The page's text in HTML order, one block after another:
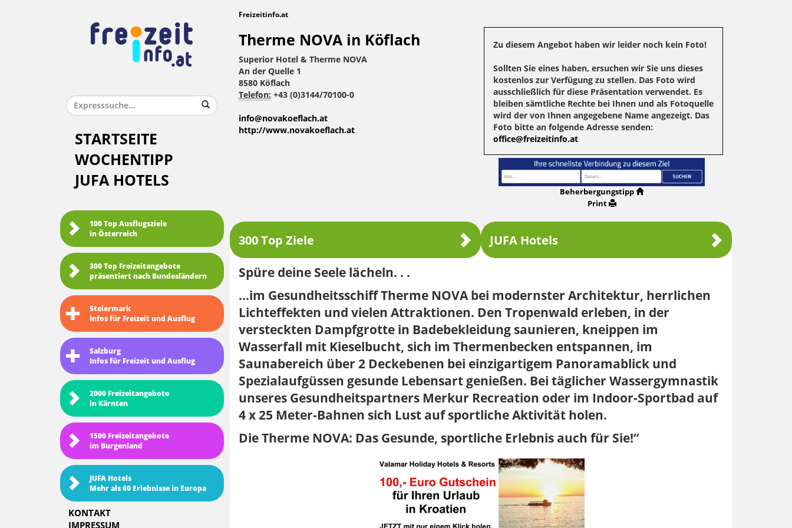
STARTSEITE
WOCHENTIPP
JUFA HOTELS
100 Top Ausflugsziele
in Österreich
300 Top Freizeitangebote
präsentiert nach Bundesländern
Steiermark
Infos für Freizeit und Ausflug
Salzburg
Infos für Freizeit und Ausflug
2000 Freizeitangebote
in Kärnten
1500 Freizeitangebote
im Burgenland
JUFA Hotels
Mehr als 60 Erlebnisse in Europa
KONTAKT
IMPRESSUM
Freizeitinfo.at
Therme NOVA in Köflach
Superior Hotel & Therme NOVA
An der Quelle 1
8580 Köflach
Telefon: +43 (0)3144/70100-0
info@novakoeflach.at
http://www.novakoeflach.at
Zu diesem Angebot haben wir leider noch kein Foto!
Sollten Sie eines haben, ersuchen wir Sie uns dieses
kostenlos zur Verfügung zu stellen. Das Foto wird
ausschließlich für diese Präsentation verwendet. Es
bleiben sämtliche Rechte bei Ihnen und als Fotoquelle
wird der von Ihnen angegebene Name angezeigt. Das
Foto bitte an folgende Adresse senden:
office@freizeitinfo.at
Beherbergungstipp
Print
300 Top Ziele JUFA Hotels
Spüre deine Seele lächeln. . .
…im Gesundheitsschiff Therme NOVA bei modernster Architektur, herrlichen
Lichteffekten und vielen Attraktionen. Den Tropenwald erleben, in der
versteckten Dampfgrotte in Badebekleidung saunieren, kneippen im
Wasserfall mit Kieselbucht, sich im Thermenbecken entspannen, im
Saunabereich über 2 Deckebenen bei einzigartigem Panoramablick und
Spezialaufgüssen gesunde Lebensart genießen. Bei täglicher Wassergymnastik
unseres Gesundheitspartners Merkur Recreation oder im Indoor-Sportbad auf
4 x 25 Meter-Bahnen sich Lust auf sportliche Aktivität holen.
Die Therme NOVA: Das Gesunde, sportliche Erlebnis auch für Sie!“